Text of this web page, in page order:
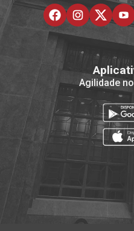
Agilidade